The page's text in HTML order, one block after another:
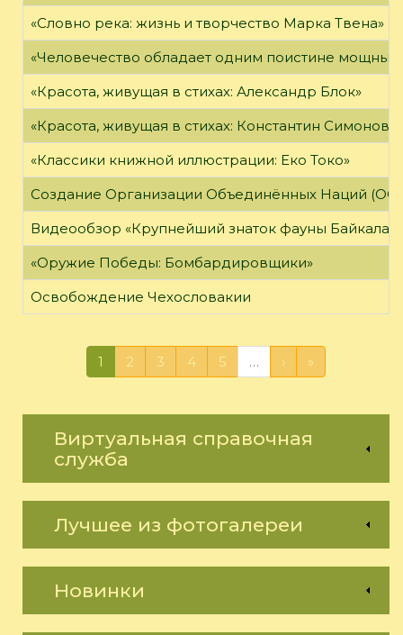
«Словно река: жизнь и творчество Марка Твена»
«Человечество обладает одним поистине
«Красота, живущая в стихах: Александр Блок»
«Красота, живущая в стихах: Константин Симонов»
«Классики книжной иллюстрации: Еко Токо»
Создание Организации Объединённых Наций
Видеообзор «Крупнейший знаток фауны Байкала»
«Оружие Победы: Бомбардировщики»
Освобождение Чехословакии
1 2 3 4 5 … › »
Виртуальная справочная
служба
Лучшее из фотогалереи
Новинки